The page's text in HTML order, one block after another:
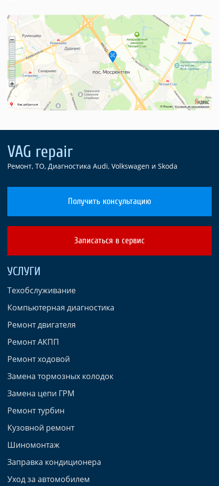
Ремонт, ТО, Диагностика Audi, Volkswagen и Skoda
Получить консультацию
Записаться в сервис
УСЛУГИ
Техобслуживание
Компьютерная диагностика
Ремонт двигателя
Ремонт АКПП
Ремонт ходовой
Замена тормозных колодок
Замена цепи ГРМ
Ремонт турбин
Кузовной ремонт
Шиномонтаж
Заправка кондиционера
Уход за автомобилем